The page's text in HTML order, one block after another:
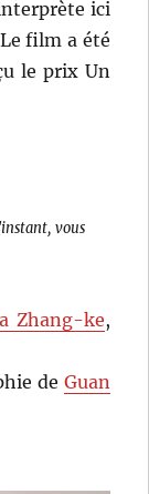
ici
film a été
le prix Un
vous
Zhang-ke,
de Guan